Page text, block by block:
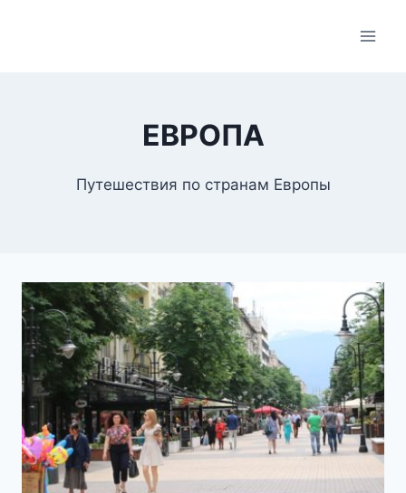
ЕВРОПА
Путешествия по странам Европы